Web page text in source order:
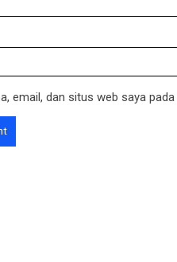
email, dan situs web saya